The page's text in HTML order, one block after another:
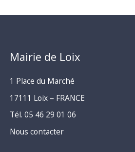
Mairie de Loix
1 Place du Marché
17111 Loix – FRANCE
Tél. 05 46 29 01 06
Nous contacter